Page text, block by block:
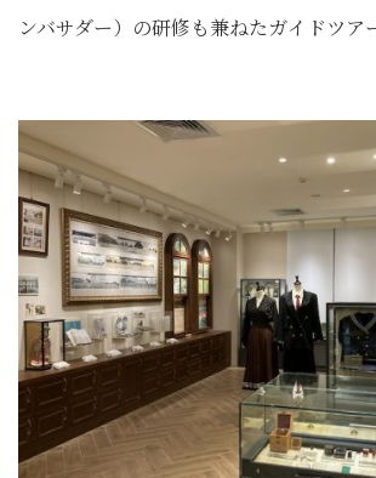
ンバサダー）の研修も兼ねたガイドツア